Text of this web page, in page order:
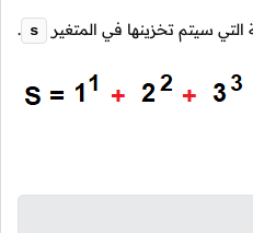
سيتم تخزينها في المتغير s
.